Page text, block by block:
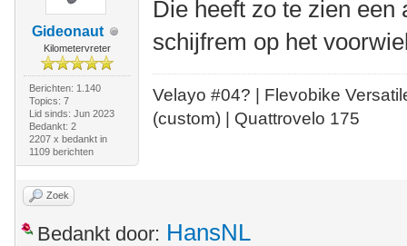
Gideonaut
Kilometervreter
Berichten: 1.140
Topics: 7
Lid sinds: Jun 2023
Bedankt: 2
2207 x bedankt in
1109 berichten
Die heeft zo te zien een
schijfrem op het
Velayo #04? | Flevobike
(custom) | Quattrovelo 175
Zoek
Bedankt door: HansNL